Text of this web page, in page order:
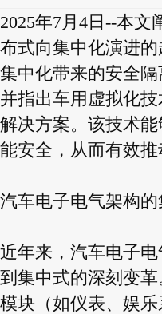
2025年7月4日--本
布式向集中化演进
集中化带来的安全隔
并指出车用虚拟化
解决方案。该技术
能安全，从而有效推
汽车电子电气架构
近年来，汽车电子
到集中式的深刻变
模块（如仪表、娱